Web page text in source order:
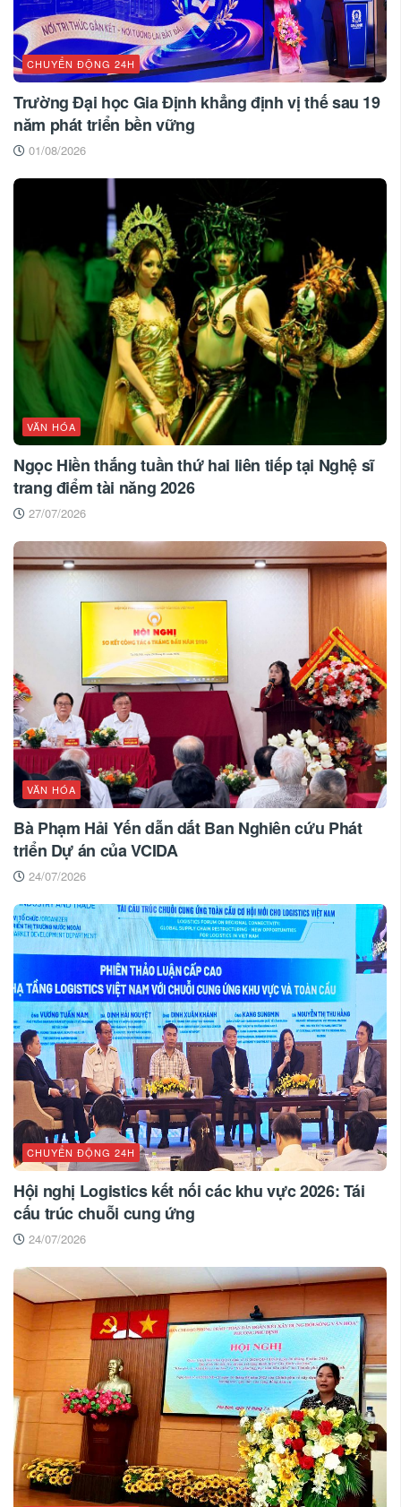
CHUYỂN ĐỘNG 24H
Trường Đại học Gia Định khẳng định vị thế sau 19
năm phát triển bền vững
01/08/2026
VĂN HÓA
Ngọc Hiền thắng tuần thứ hai liên tiếp tại Nghệ sĩ
trang điểm tài năng 2026
27/07/2026
VĂN HÓA
Bà Phạm Hải Yến dẫn dắt Ban Nghiên cứu Phát
triển Dự án của VCIDA
24/07/2026
CHUYỂN ĐỘNG 24H
Hội nghị Logistics kết nối các khu vực 2026: Tái
cấu trúc chuỗi cung ứng
24/07/2026